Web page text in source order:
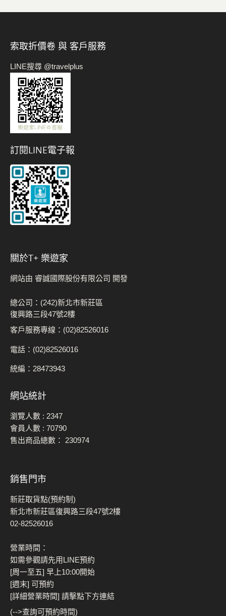
索取折價卷 與 客戶服務
LINE搜尋 @travelplus
訂閱LINE電子報
關於t+ 樂遊家
網站由 睿誠國際股份有限公司 開發
總公司：(242)新北市新莊區
復興路三段47號2樓
客戶服務專線：(02)82526016
電話：(02)82526016
統編：28473943
網站統計
瀏覽人數 : 2347
會員人數 : 70790
售出商品總數： 230974
銷售門市
新莊取貨點(預約制)
新北市新莊區復興路三段47號2樓
02-82526016
營業時間：
如需參觀請先用LINE預約
[周一至五] 早上10:00開始
[週末] 可預約
[詳細營業時間] 請擊點下方連結
(-->查詢可預約時間)